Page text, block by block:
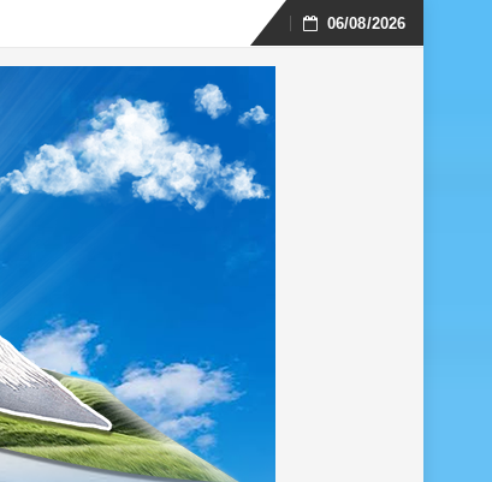
Skip
06/08/2026